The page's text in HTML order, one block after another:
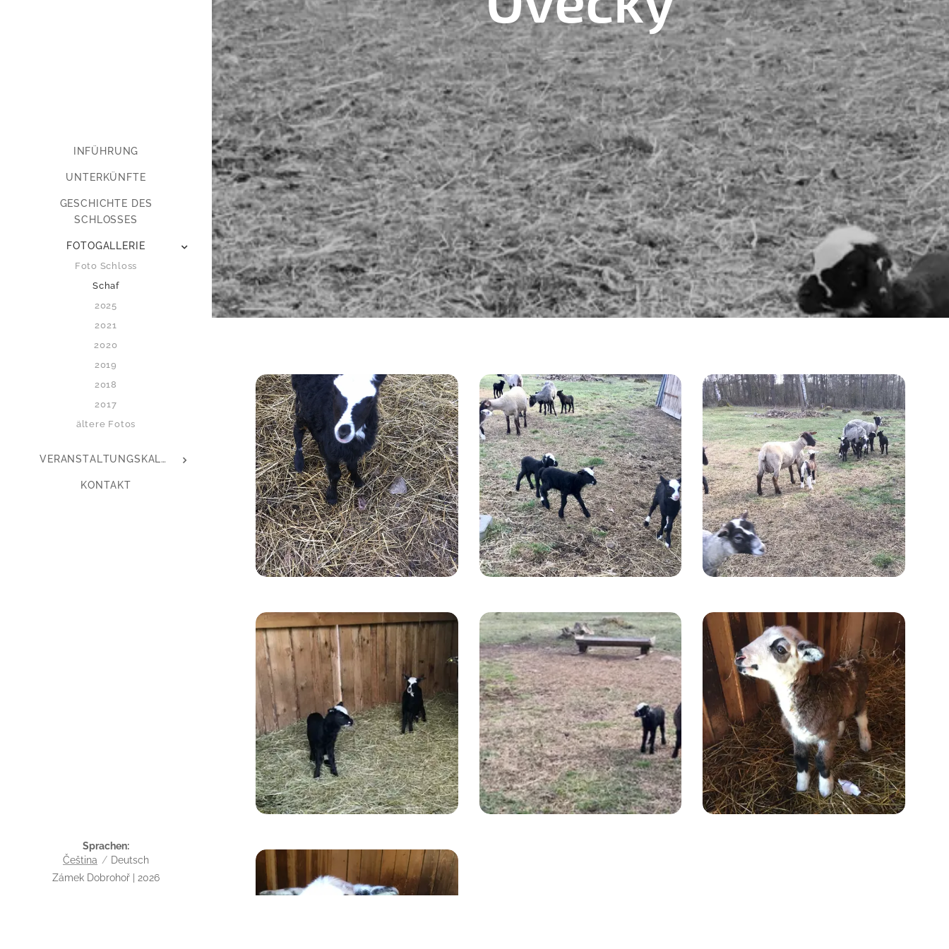
INFÜHRUNG
UNTERKÜNFTE
GESCHICHTE DES
SCHLOSSES
FOTOGALLERIE
Foto Schloss
Schaf
2025
2021
2020
2019
2018
2017
ältere Fotos
VERANSTALTUNGSKALENDER
KONTAKT
Zámek Dobrohoř | 2026
Sprachen
Čeština
Deutsch